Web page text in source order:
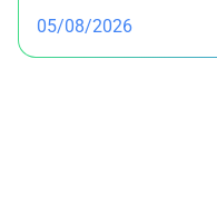
05/08/2026